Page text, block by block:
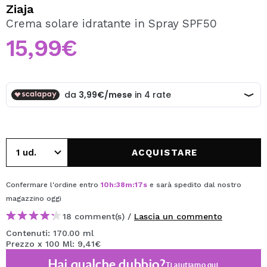
Creando un account su Maquibeauty.it potrai fare i tuoi
acquisti velocemente, controllare lo stato dei tuoi ordini e
consultare le tue operazioni precedenti.
CREARE UN ACCOUNT
Ziaja
Crema solare idratante in Spray SPF50
15,99€
ACQUISTARE
Confermare l'ordine entro 10h:38m:17s e sarà spedito dal nostro
magazzino oggi
18 comment(s) / Lascia un commento
Contenuti: 170.00 ml
Prezzo x 100 Ml: 9,41€
Ti aiutiamoqui